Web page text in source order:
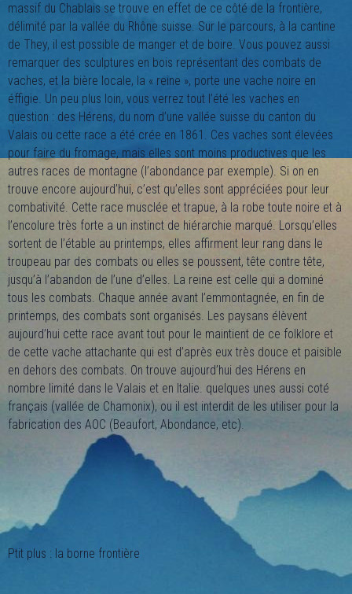
massif du Chablais se trouve en effet de ce côté de la frontière,
délimité par la vallée du Rhône suisse. Sur le parcours, à la cantine
de They, il est possible de manger et de boire. Vous pouvez aussi
remarquer des sculptures en bois représentant des combats de
vaches, et la bière locale, la « reine », porte une vache noire en
éffigie. Un peu plus loin, vous verrez tout l’été les vaches en
question : des Hérens, du nom d’une vallée suisse du canton du
Valais ou cette race a été crée en 1861. Ces vaches sont élevées
pour faire du fromage, mais elles sont moins productives que les
autres races de montagne (l’abondance par exemple). Si on en
trouve encore aujourd’hui, c’est qu’elles sont appréciées pour leur
combativité. Cette race musclée et trapue, à la robe toute noire et à
l’encolure très forte a un instinct de hiérarchie marqué. Lorsqu’elles
sortent de l’étable au printemps, elles affirment leur rang dans le
troupeau par des combats ou elles se poussent, tête contre tête,
jusqu’à l’abandon de l’une d’elles. La reine est celle qui a dominé
tous les combats. Chaque année avant l’emmontagnée, en fin de
printemps, des combats sont organisés. Les paysans élèvent
aujourd’hui cette race avant tout pour le maintient de ce folklore et
de cette vache attachante qui est d’après eux très douce et paisible
en dehors des combats. On trouve aujourd’hui des Hérens en
nombre limité dans le Valais et en Italie. quelques unes aussi coté
français (vallée de Chamonix), ou il est interdit de les utiliser pour la
fabrication des AOC (Beaufort, Abondance, etc).
Ptit plus : la borne frontière